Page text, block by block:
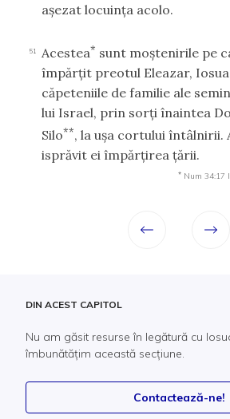
aşezat locuinţa acolo.
51 Acestea* sunt moştenirile pe
împărţit preotul Eleazar,
căpeteniile de familie ale
lui Israel, prin sorţi înaintea
Silo**, la uşa cortului întâlnirii.
isprăvit ei împărţirea ţării.
* Num 34:17
DIN ACEST CAPITOL
Nu am găsit resurse în legătură cu
îmbunătățim această secțiune.
Contactează-ne!